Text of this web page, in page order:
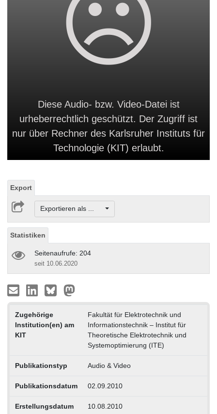
Diese Audio- bzw. Video-Datei ist
urheberrechtlich geschützt. Der Zugriff ist
nur über Rechner des Karlsruher Instituts für
Technologie (KIT) erlaubt.
Export
Exportieren als ...
Statistiken
Seitenaufrufe: 204
seit 10.06.2020
Zugehörige
Institution(en) am
KIT
Fakultät für Elektrotechnik und
Informationstechnik – Institut für
Theoretische Elektrotechnik und
Systemoptimierung (ITE)
Publikationstyp Audio & Video
Publikationsdatum 02.09.2010
Erstellungsdatum 10.08.2010